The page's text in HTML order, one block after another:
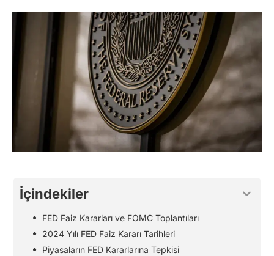
İçindekiler
FED Faiz Kararları ve FOMC Toplantıları
2024 Yılı FED Faiz Kararı Tarihleri
Piyasaların FED Kararlarına Tepkisi